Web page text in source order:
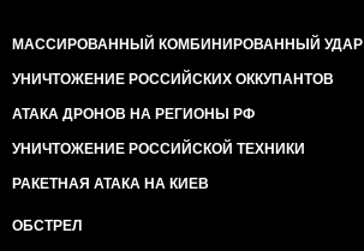
МАССИРОВАННЫЙ КОМБИНИРОВАННЫЙ УДАР
УНИЧТОЖЕНИЕ РОССИЙСКИХ ОККУПАНТОВ
АТАКА ДРОНОВ НА РЕГИОНЫ РФ
УНИЧТОЖЕНИЕ РОССИЙСКОЙ ТЕХНИКИ
РАКЕТНАЯ АТАКА НА КИЕВ
ОБСТРЕЛ